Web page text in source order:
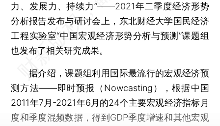
力、发展力、持续力”——2021年二季度经济形势
分析报告发布与研讨会上，东北财经大学国民经济
工程实验室“中国宏观经济形势分析与预测”课题组
也发布了相关研究成果。
据介绍，课题组利用国际最流行的宏观经济预
测方法——即时预报（Nowcasting），根据中国
2011年7月-2021年6月的24个主要宏观经济指标月
度和季度混频数据，得到GDP季度增速和其他宏观